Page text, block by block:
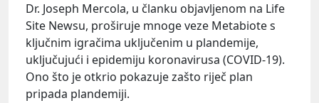
Dr. Joseph Mercola, u članku objavljenom na Life
Site Newsu, proširuje mnoge veze Metabiote s
ključnim igračima uključenim u plandemije,
uključujući i epidemiju koronavirusa (COVID-19).
Ono što je otkrio pokazuje zašto riječ plan
pripada plandemiji.